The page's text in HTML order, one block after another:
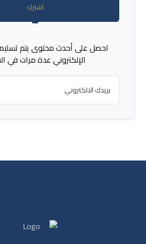
اشترك
احصل على أحدث محتوى يتم
الإلكتروني عدة مرات في